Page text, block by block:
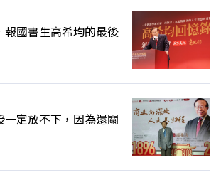
報國書生高希均的最後
一定放不下，因為還關